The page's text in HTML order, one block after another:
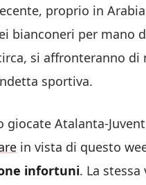
proprio in
bianconeri per mano
si affronteranno di
sportiva.
Atalanta-
in vista di questo
infortuni. La